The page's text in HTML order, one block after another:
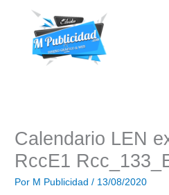
contenido
Calendario LEN
RccE1
Por M Publicidad/ 13/08/2020